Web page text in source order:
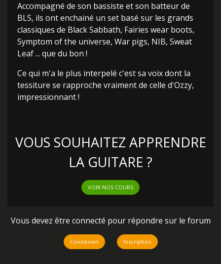
Accompagné de son bassiste et son batteur de
BLS, ils ont enchainé un set basé sur les grands
classiques de Black Sabbath, Fairies wear boots,
Symptom of the universe, War pigs, NIB, Sweat
Leaf ... que du bon !
Ce qui m'a le plus interpelé c'est sa voix dont la
tessiture se rapproche vraiment de celle d'Ozzy,
impressionnant !
VOUS SOUHAITEZ APPRENDRE
LA GUITARE ?
VOIR NOS COURS
Vous devez être connecté pour répondre sur le forum
Connexion Inscription